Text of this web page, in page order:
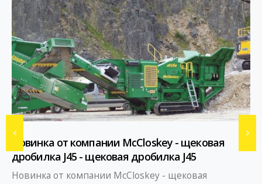
Новинка от компании McCloskey - щековая
дробилка J45 - щековая дробилка J45
Новинка от компании McCloskey - щековая